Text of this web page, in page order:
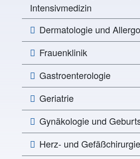
Intensivmedizin
Dermatologie und
Frauenklinik
Gastroenterologie
Geriatrie
Gynäkologie und
Herz- und Gefäßchirurgie